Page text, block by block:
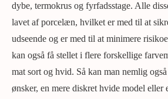
dybe, termokrus og fyrfadsstage. Alle
lavet af porcelæn, hvilket er med til at
udseende og er med til at minimere
kan også få stellet i flere forskellige
mat sort og hvid. Så kan man nemlig
ønsker, en mere diskret hvide model eller